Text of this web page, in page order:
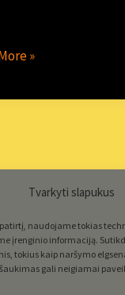
Tvarkyti slapukus
naudojame tokias
įrenginio informaciją.
tokius kaip naršymo
gali neigiamai
»